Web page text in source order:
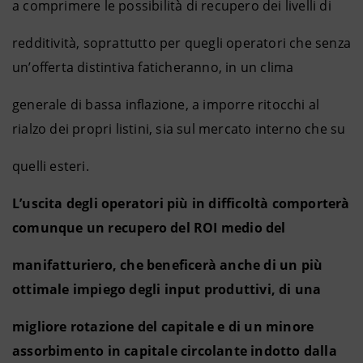
a comprimere le possibilità di recupero dei livelli di
redditività, soprattutto per quegli operatori che senza
un’offerta distintiva faticheranno, in un clima
generale di bassa inflazione, a imporre ritocchi al
rialzo dei propri listini, sia sul mercato interno che su
quelli esteri.
L’uscita degli operatori più in difficoltà comporterà
comunque un recupero del ROI medio del
manifatturiero, che beneficerà anche di un più
ottimale impiego degli input produttivi, di una
migliore rotazione del capitale e di un minore
assorbimento in capitale circolante indotto dalla